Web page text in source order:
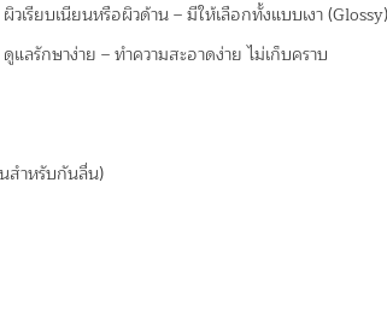
วเรียบเนียนหรือผิวด้าน – มีให้เลือกทั้งแบบเงา
แลรักษาง่าย – ทำความสะอาดง่าย ไม่เก็บคราบ
สำหรับกันลื่น)